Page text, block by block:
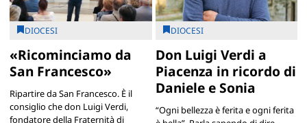
DIOCESI
«Ricominciamo da
San Francesco»
Ripartire da San Francesco. È il
consiglio che don Luigi Verdi,
fondatore della Fraternità di
DIOCESI
Don Luigi Verdi a
Piacenza in ricordo di
Daniele e Sonia
“Ogni bellezza è ferita e ogni ferita